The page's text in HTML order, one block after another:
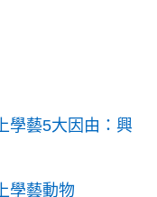
學藝5大因由：興
學藝動物